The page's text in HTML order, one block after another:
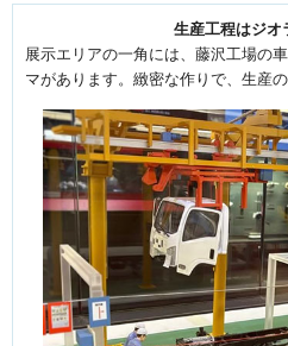
生産工程はジオ
展示エリアの一角には、藤沢工場の
マがあります。緻密な作りで、生産